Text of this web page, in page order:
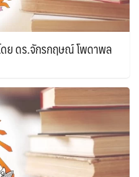
ดย ดร.จักรกฤษณ์ โพดาพล